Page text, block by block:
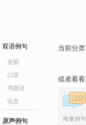
双语例句
全部
口语
书面语
论文
原声例句
当前分
或者看看
海量例